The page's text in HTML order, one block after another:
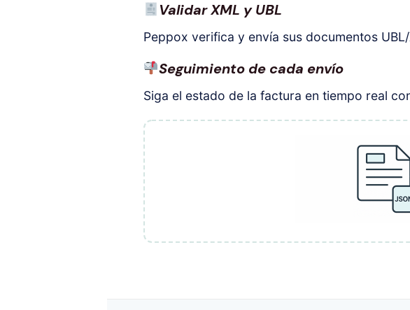
Validar XML y UBL
Peppox verifica y envía sus documentos
Seguimiento de cada envío
Siga el estado de la factura en tiempo real